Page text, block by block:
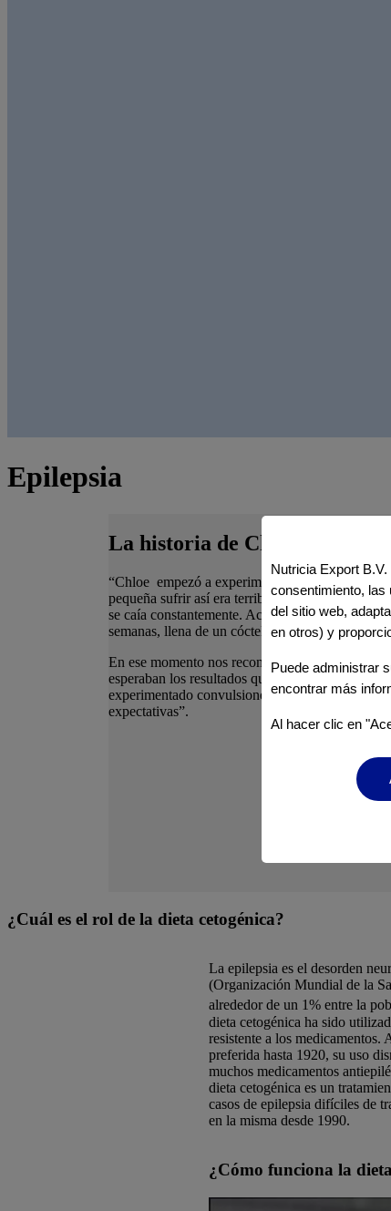
Epilepsia
La historia de Chloe
“Chloe empezó a experimentar convulsiones
pequeña sufrir así era terrible. No era Chloe, se
se caía constantemente. Acabó en la unidad de
semanas, llena de un cóctel de diferentes
En ese momento nos recomendaron la dieta
esperaban los resultados que tuvo. Chloe ha
experimentado convulsiones desde entonces y
expectativas”.
¿Cuál es el rol de la dieta cetogénica?
La epilepsia es el desorden
(Organización Mundial de la
alrededor de un 1% entre la
dieta cetogénica ha sido
resistente a los medicamentos.
preferida hasta 1920, su uso
muchos medicamentos
dieta cetogénica es un
casos de epilepsia difíciles de
en la misma desde 1990.
¿Cómo funciona la
Nutricia Export
consentimiento, las
del sitio web,
en otros) y
Puede administrar
encontrar más
Al hacer clic en